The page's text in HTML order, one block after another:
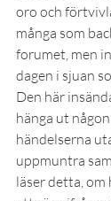
oro och
många som
forumet, men
dagen i sjuan
Den här
hänga ut
händelserna
uppmuntra
läser detta,